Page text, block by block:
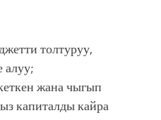
толтуруу,
жана чыгып
капиталды кайра